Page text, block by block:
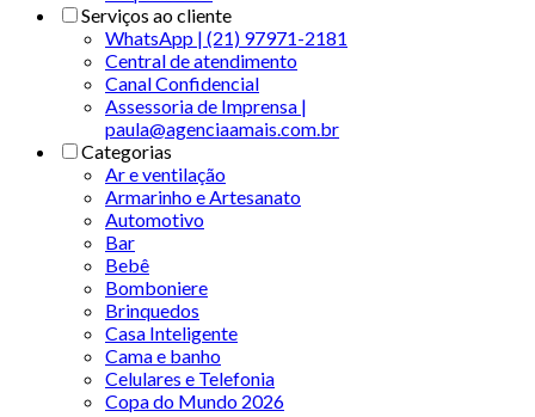
Serviços ao cliente
WhatsApp | (21) 97971-2181
Central de atendimento
Canal Confidencial
Assessoria de Imprensa |
paula@agenciaamais.com.br
Categorias
Ar e ventilação
Armarinho e Artesanato
Automotivo
Bar
Bebê
Bomboniere
Brinquedos
Casa Inteligente
Cama e banho
Celulares e Telefonia
Copa do Mundo 2026